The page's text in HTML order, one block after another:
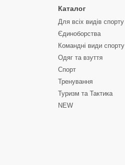
Каталог
Для всіх видів спорту
Єдиноборства
Командні види спорту
Одяг та взуття
Спорт
Тренування
Туризм та Тактика
NEW